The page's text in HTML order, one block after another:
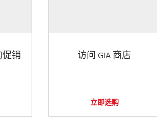
促销
访问 GIA 商店
立即选购